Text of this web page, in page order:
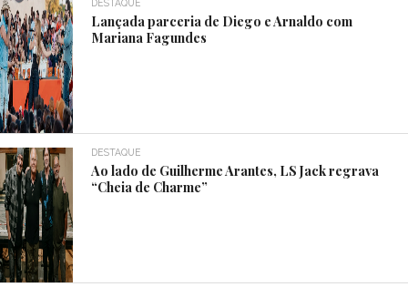
DESTAQUE
Lançada parceria de Diego e Arnaldo com
Mariana Fagundes
DESTAQUE
Ao lado de Guilherme Arantes, LS Jack regrava
“Cheia de Charme”